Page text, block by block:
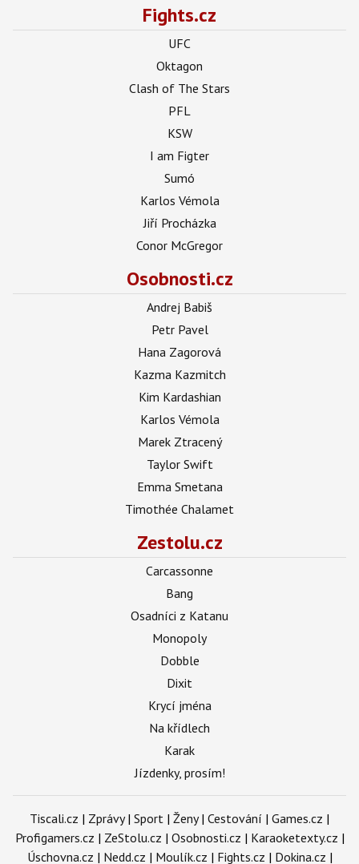
Fights.cz
UFC
Oktagon
Clash of The Stars
PFL
KSW
I am Figter
Sumó
Karlos Vémola
Jiří Procházka
Conor McGregor
Osobnosti.cz
Andrej Babiš
Petr Pavel
Hana Zagorová
Kazma Kazmitch
Kim Kardashian
Karlos Vémola
Marek Ztracený
Taylor Swift
Emma Smetana
Timothée Chalamet
Zestolu.cz
Carcassonne
Bang
Osadníci z Katanu
Monopoly
Dobble
Dixit
Krycí jména
Na křídlech
Karak
Jízdenky, prosím!
Tiscali.cz | Zprávy| Sport | Ženy| Cestování | Games.cz |
Profigamers.cz | ZeStolu.cz | Osobnosti.cz | Karaoketexty.cz |
Úschovna.cz | Nedd.cz | Moulík.cz | Fights.cz | Dokina.cz |